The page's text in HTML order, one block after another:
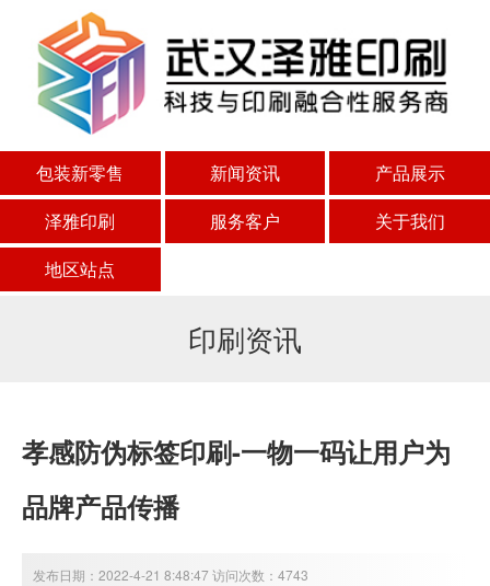
包装新零售 新闻资讯
产品展示
泽雅印刷
服务客户
关于我们
地区站点
印刷资讯
孝感防伪标签印刷-一物一码让用户为
品牌产品传播
发布日期：2022-4-21 8:48:47 访问次数：4743